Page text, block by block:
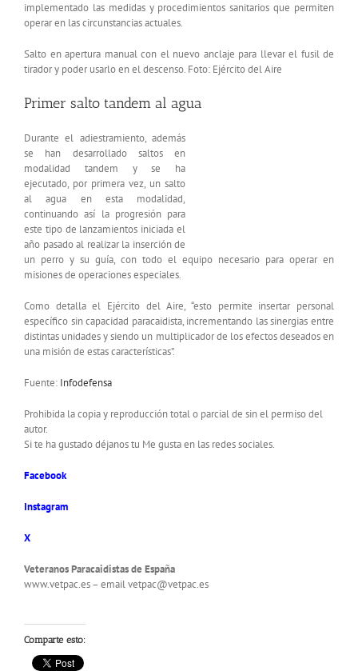
implementado las medidas y procedimientos sanitarios que permiten
operar en las circunstancias actuales.
Salto en apertura manual con el nuevo anclaje para llevar el fusil de
tirador y poder usarlo en el descenso. Foto: Ejército del Aire
Primer salto tandem al agua
Durante el adiestramiento, además
se han desarrollado saltos en
modalidad tandem y se ha
ejecutado, por primera vez, un salto
al agua en esta modalidad,
continuando así la progresión para
este tipo de lanzamientos iniciada el
año pasado al realizar la inserción de
un perro y su guía, con todo el equipo necesario para operar en
misiones de operaciones especiales.
Como detalla el Ejército del Aire, “esto permite insertar personal
específico sin capacidad paracaidista, incrementando las sinergias entre
distintas unidades y siendo un multiplicador de los efectos deseados en
una misión de estas características”.
Fuente: Infodefensa
Prohibida la copia y reproducción total o parcial de sin el permiso del
autor.
Si te ha gustado déjanos tu Me gusta en las redes sociales.
Facebook
Instagram
X
Veteranos Paracaidistas de España
www.vetpac.es – email vetpac@vetpac.es
Comparte esto: